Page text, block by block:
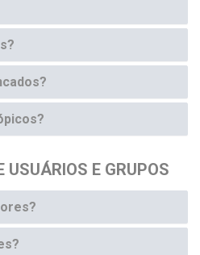
USUÁRIOS E GRUPOS